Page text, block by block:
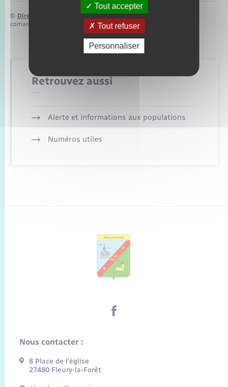
© Direction de l’information légale et administrative
comarquage developpé par
baseo.io
Retrouvez aussi
Alerte et informations aux populations
Numéros utiles
Nous contacter :
8 Place de l’église
27480 Fleury-la-Forêt
Tout accepter
Tout refuser
Personnaliser